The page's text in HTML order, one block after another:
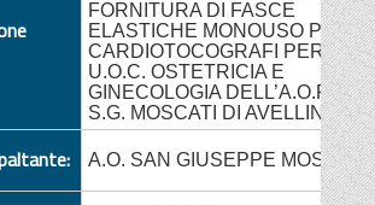
FORNITURA DI FASCE
ELASTICHE MONOUSO PER
CARDIOTOCOGRAFI PER LA
U.O.C. OSTETRICIA E
GINECOLOGIA DELL’A.O.R.N.
S.G. MOSCATI DI AVELLINO
A.O. SAN GIUSEPPE MOSCATI